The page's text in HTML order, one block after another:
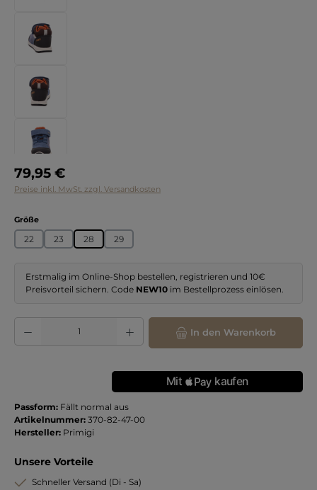
Regulärer Preis:
79,95 €
Preise inkl. MwSt. zzgl. Versandkosten
Größeauswählen
22 23 28 29
Erstmalig im Online-Shop bestellen, registrieren und 10€
Preisvorteil sichern. Code NEW10 im Bestellprozess einlösen.
Produkt Anzahl: Gib den gewünschten Wert ein oder benutze die
In den Warenkorb
Passform: Fällt normal aus
Artikelnummer: 370-82-47-00
Hersteller: Primigi
Unsere Vorteile
Schneller Versand (Di - Sa)